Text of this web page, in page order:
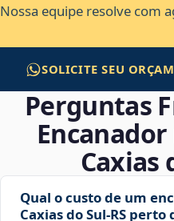
Nossa equipe resolve com
SOLICITE SEU
Perguntas
Caxias
Qual o custo de um
Caxias do Sul‑RS perto